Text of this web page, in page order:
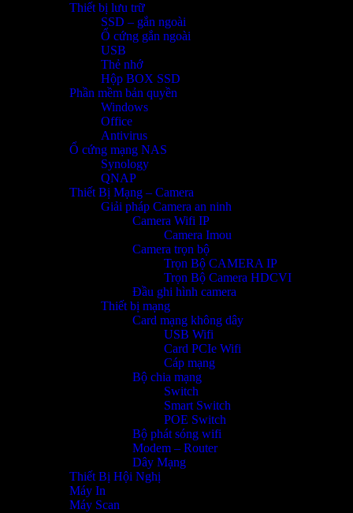
Thiết bị lưu trữ
SSD – gắn ngoài
Ổ cứng gắn ngoài
USB
Thẻ nhớ
Hộp BOX SSD
Phần mềm bản quyền
Windows
Office
Antivirus
Ổ cứng mạng NAS
Synology
QNAP
Thiết Bị Mạng – Camera
Giải pháp Camera an ninh
Camera Wifi IP
Camera Imou
Camera trọn bộ
Trọn Bộ CAMERA IP
Trọn Bộ Camera HDCVI
Đầu ghi hình camera
Thiết bị mạng
Card mạng không dây
USB Wifi
Card PCIe Wifi
Cáp mạng
Bộ chia mạng
Switch
Smart Switch
POE Switch
Bộ phát sóng wifi
Modem – Router
Dây Mạng
Thiết Bị Hội Nghị
Máy In
Máy Scan